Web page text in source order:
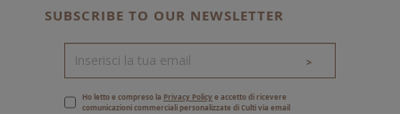
SUBSCRIBE TO OUR NEWSLETTER
>
Ho letto e compreso la Privacy Policye accetto di ricevere
comunicazioni commerciali personalizzate di Culti via email